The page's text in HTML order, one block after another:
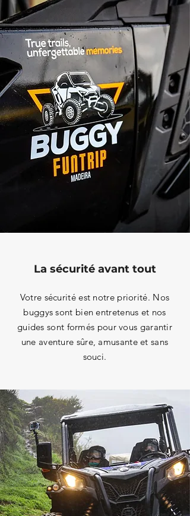
La sécurité avant tout
Votre sécurité est notre priorité. Nos
buggys sont bien entretenus et nos
guides sont formés pour vous garantir
une aventure sûre, amusante et sans
souci.